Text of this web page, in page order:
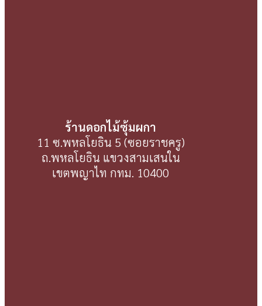
ร้านดอกไม้ซุ้มผกา
11 ซ.พหลโยธิน 5 (ซอยราชครู)
ถ.พหลโยธิน แขวงสามเสนใน
เขตพญาไท กทม. 10400